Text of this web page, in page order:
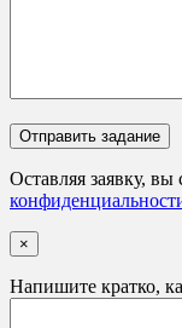
Оставляя заявку, вы
×
Напишите кратко,